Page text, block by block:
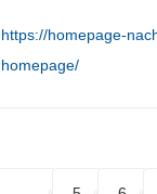
https://homepage-
homepage/